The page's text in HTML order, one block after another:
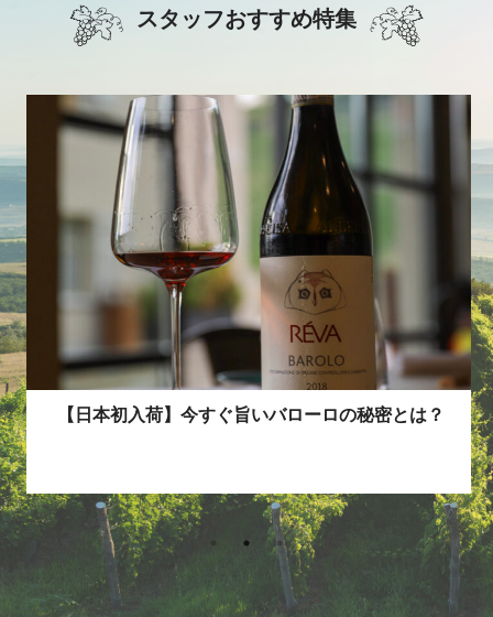
スタッフおすすめ特集
説明不要で売れる！スロヴェニアのカリスマワイナリ
【日本初入荷】今すぐ旨いバローロの秘密とは？
激レア最高格付けワインでイタリアをもっと深く楽し